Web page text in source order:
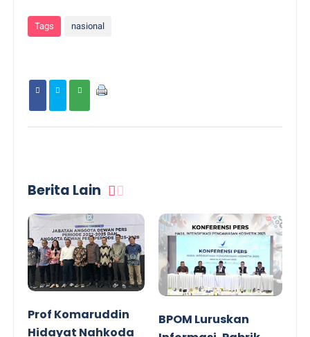
Tags nasional
Berita Lain
Prof Komaruddin
Hidayat Nahkoda
BPOM Luruskan